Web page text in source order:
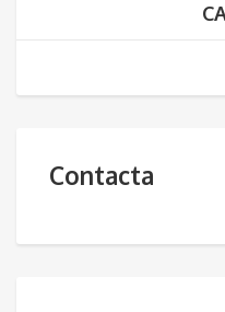
Contacta